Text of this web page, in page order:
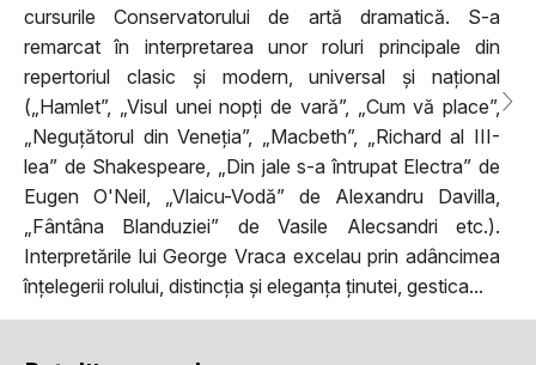
cursurile Conservatorului de artă dramatică. S-a
remarcat în interpretarea unor roluri principale din
repertoriul clasic și modern, universal și național
(„Hamlet”, „Visul unei nopți de vară”, „Cum vă place”,
„Neguțătorul din Veneția”, „Macbeth”, „Richard al III-
lea” de Shakespeare, „Din jale s-a întrupat Electra” de
Eugen O'Neil, „Vlaicu-Vodă” de Alexandru Davilla,
„Fântâna Blanduziei” de Vasile Alecsandri etc.).
Interpretările lui George Vraca excelau prin adâncimea
înțelegerii rolului, distincția și eleganța ținutei, gestica...